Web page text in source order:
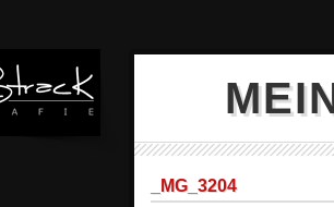
_MG_3204